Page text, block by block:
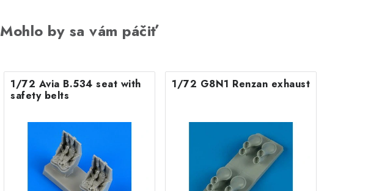
Mohlo by sa vám páčiť
1/72 Avia B.534 seat with
safety belts
1/72 G8N1 Renzan exhaust